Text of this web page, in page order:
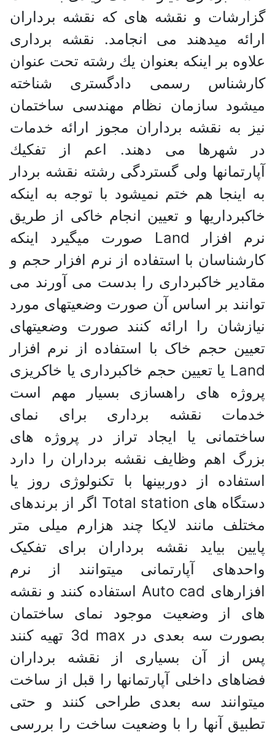
گزارشات و نقشه های که نقشه برداران
ارائه میدهند می انجامد. نقشه برداری
علاوه بر اینکه بعنوان يك رشته تحت عنوان
کارشناس رسمی دادگستری شناخته
میشود سازمان نظام مهندسی ساختمان
نیز به نقشه برداران مجوز ارائه خدمات
در شهرها می دهند. اعم از تفكيك
آپارتمانها ولی گستردگی رشته نقشه بردار
به اینجا هم ختم نمیشود با توجه به اینکه
خاکبرداریها و تعیین انجام خاکی از طریق
نرم افزار Land صورت میگیرد اینکه
کارشناسان با استفاده از نرم افزار حجم و
مقادیر خاکبرداری را بدست می آورند می
توانند بر اساس آن صورت وضعیتهای مورد
نیازشان را ارائه کنند صورت وضعیتهای
تعیین حجم خاک با استفاده از نرم افزار
Land یا تعیین حجم خاکبرداری یا خاکریزی
پروژه های راهسازی بسیار مهم است
خدمات نقشه برداری برای نمای
ساختمانی یا ایجاد تراز در پروژه های
بزرگ اهم وظایف نقشه برداران را دارد
استفاده از دوربینها با تکنولوژی روز یا
دستگاه های Total station اگر از برندهای
مختلف مانند لایکا چند هزارم میلی متر
پایین بیاید نقشه برداران برای تفکیک
واحدهای آپارتمانی میتوانند از نرم
افزارهای Auto cad استفاده کنند و نقشه
های از وضعیت موجود نمای ساختمان
بصورت سه بعدی در 3d max تهیه کنند
پس از آن بسیاری از نقشه برداران
فضاهای داخلی آپارتمانها را قبل از ساخت
میتوانند سه بعدی طراحی کنند و حتی
تطبیق آنها را با وضعیت ساخت را بررسی